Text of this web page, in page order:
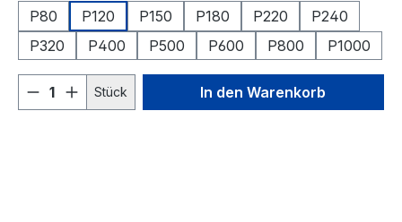
P80
P120 P150 P180 P220
P240
P320
P400 P500 P600 P800 P1000
Produkt Anzahl: Gib den
Stück In den Warenkorb